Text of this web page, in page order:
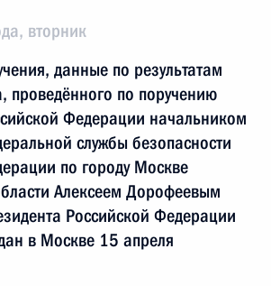
вторник
данные по результатам
проведённого по поручению
Федерации начальником
службы безопасности
по городу Москве
Алексеем Дорофеевым
Российской Федерации
в Москве 15 апреля